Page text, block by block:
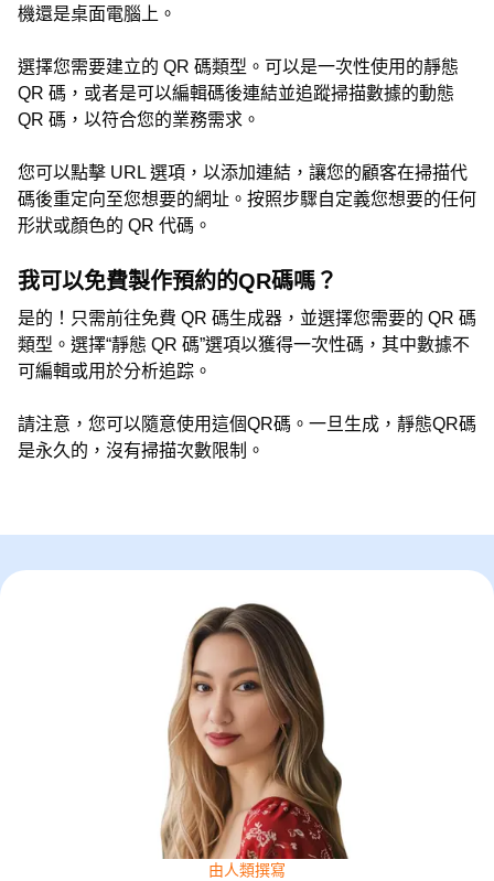
機還是桌面電腦上。
選擇您需要建立的 QR 碼類型。可以是一次性使用的靜態
QR 碼，或者是可以編輯碼後連結並追蹤掃描數據的動態
QR 碼，以符合您的業務需求。
您可以點擊 URL 選項，以添加連結，讓您的顧客在掃描代
碼後重定向至您想要的網址。按照步驟自定義您想要的任何
形狀或顏色的 QR 代碼。
我可以免費製作預約的QR碼嗎？
是的！只需前往免費 QR 碼生成器，並選擇您需要的 QR 碼
類型。選擇“靜態 QR 碼”選項以獲得一次性碼，其中數據不
可編輯或用於分析追踪。
請注意，您可以隨意使用這個QR碼。一旦生成，靜態QR碼
是永久的，沒有掃描次數限制。
由人類撰寫